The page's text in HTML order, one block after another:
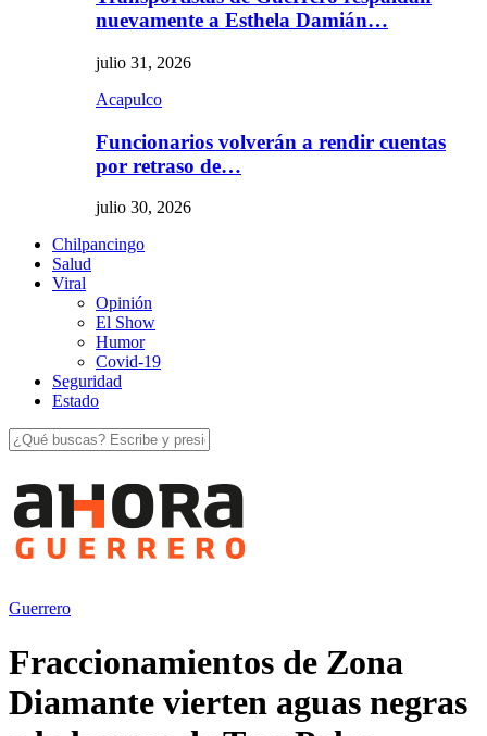
nuevamente a Esthela Damián…
julio 31, 2026
Acapulco
Funcionarios volverán a rendir cuentas
por retraso de…
julio 30, 2026
Chilpancingo
Salud
Viral
Opinión
El Show
Humor
Covid-19
Seguridad
Estado
Guerrero
Fraccionamientos de Zona
Diamante vierten aguas negras